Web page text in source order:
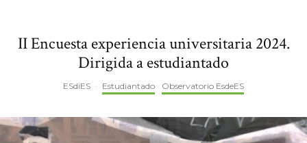
II Encuesta experiencia universitaria 2024.
Dirigida a estudiantado
ESdiES · Estudiantado Observatorio EsdeES